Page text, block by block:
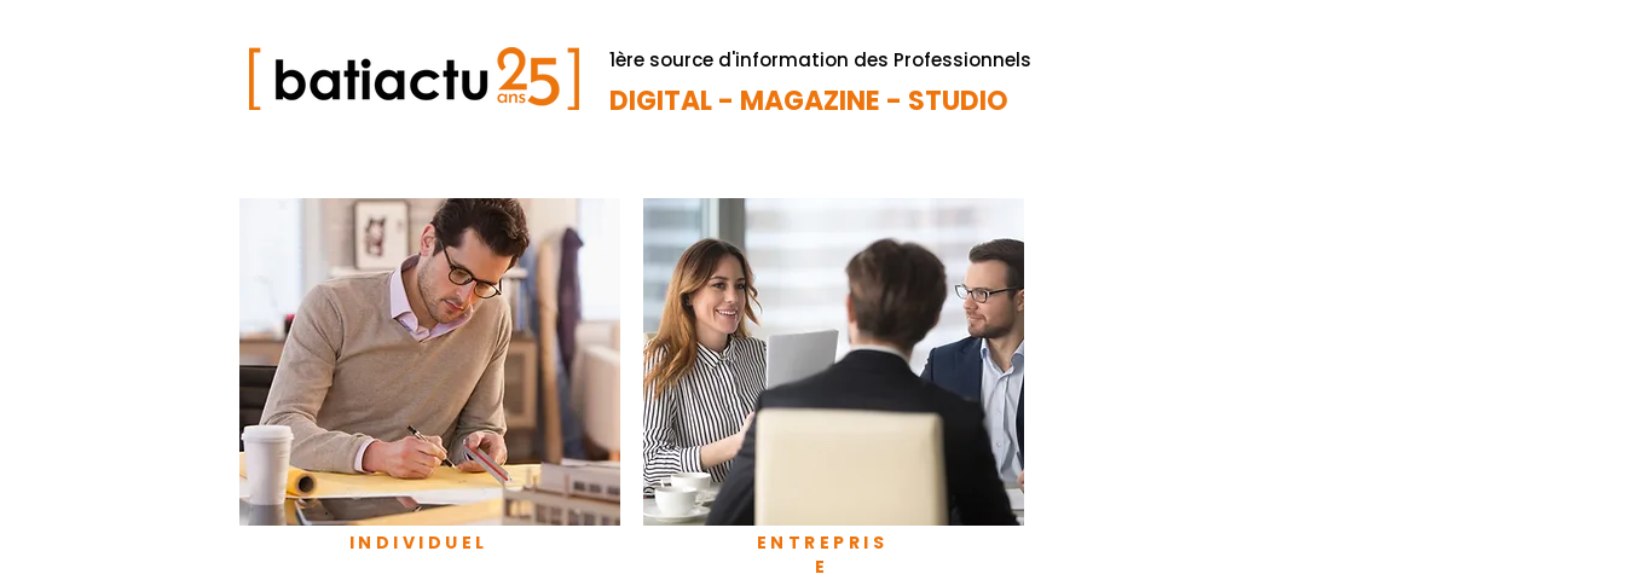
1ère source d'information des Professionnels
DIGITAL - MAGAZINE - STUDIO
INDIVIDUEL
ENTREPRIS
E